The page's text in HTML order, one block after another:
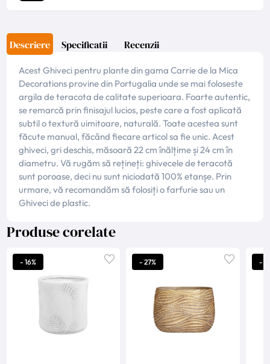
Descriere Specificatii Recenzii
Acest Ghiveci pentru plante din gama Carrie de la Mica
Decorations provine din Portugalia unde se mai foloseste
argila de teracota de calitate superioara. Foarte autentic,
se remarcă prin finisajul lucios, peste care a fost aplicată
subtil o textură uimitoare, naturală. Toate acestea sunt
făcute manual, făcând fiecare articol sa fie unic. Acest
ghiveci, gri deschis, măsoară 22 cm înălțime și 24 cm în
diametru. Vă rugăm să rețineți: ghivecele de teracotă
sunt poroase, deci nu sunt niciodată 100% etanșe. Prin
urmare, vă recomandăm să folosiți o farfurie sau un
Ghiveci de plastic.
Produse corelate
- 16% - 27% -